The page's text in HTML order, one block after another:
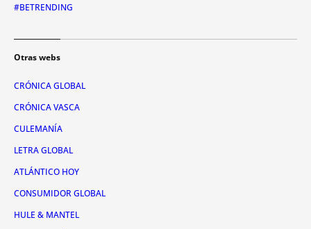
#BETRENDING
Otras webs
CRÓNICA GLOBAL
CRÓNICA VASCA
CULEMANÍA
LETRA GLOBAL
ATLÁNTICO HOY
CONSUMIDOR GLOBAL
HULE & MANTEL